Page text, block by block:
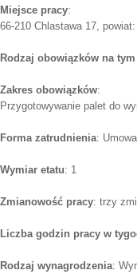
Miejsce pracy:
66-210 Chlastawa 17,
Rodzaj obowiązków na
Zakres obowiązków:
Przygotowywanie palet do
Forma zatrudnienia:
Wymiar etatu: 1
Zmianowość pracy: trzy
Liczba godzin pracy w
Rodzaj wynagrodzenia: